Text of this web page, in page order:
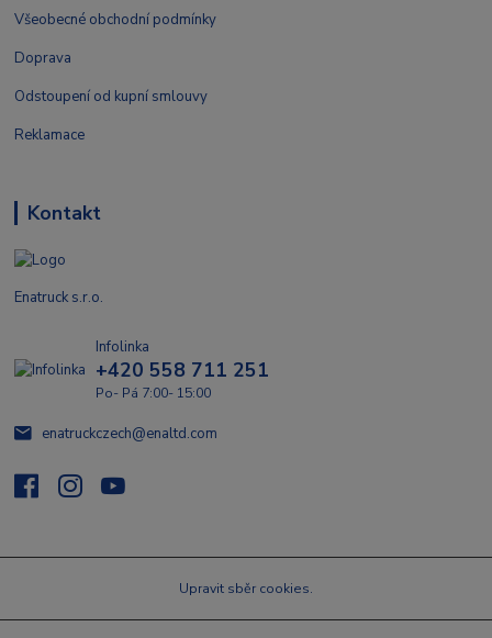
Všeobecné obchodní podmínky
Doprava
Odstoupení od kupní smlouvy
Reklamace
Kontakt
Enatruck s.r.o.
Infolinka
+420 558 711 251
Po- Pá 7:00- 15:00
enatruckczech@enaltd.com
Upravit sběr cookies.